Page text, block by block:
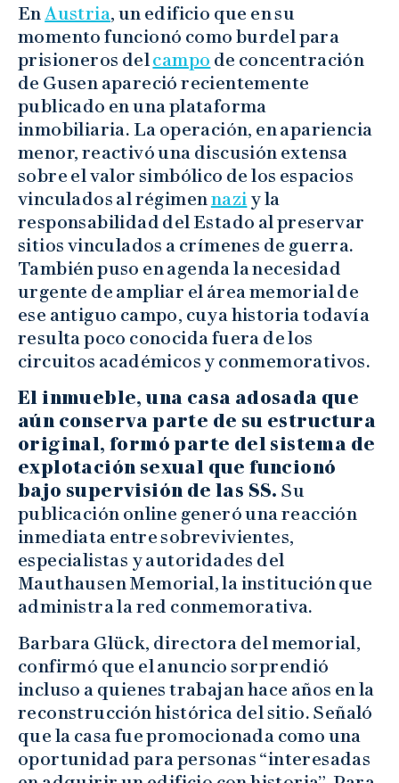
EnAustria, un edificio que en su
momento funcionó como burdel para
prisioneros delcampo de concentración
de Gusen apareció recientemente
publicado en una plataforma
inmobiliaria. La operación, en apariencia
menor, reactivó una discusión extensa
sobre el valor simbólico de los espacios
vinculados al régimennazi y la
responsabilidad del Estado al preservar
sitios vinculados a crímenes de guerra.
También puso en agenda la necesidad
urgente de ampliar el área memorial de
ese antiguo campo, cuya historia todavía
resulta poco conocida fuera de los
circuitos académicos y conmemorativos.
El inmueble, una casa adosada que
aún conserva parte de su estructura
original, formó parte del sistema de
explotación sexual que funcionó
bajo supervisión de las SS. Su
publicación online generó una reacción
inmediata entre sobrevivientes,
especialistas y autoridades del
Mauthausen Memorial, la institución que
administra la red conmemorativa.
Barbara Glück, directora del memorial,
confirmó que el anuncio sorprendió
incluso a quienes trabajan hace años en la
reconstrucción histórica del sitio. Señaló
que la casa fue promocionada como una
oportunidad para personas “interesadas